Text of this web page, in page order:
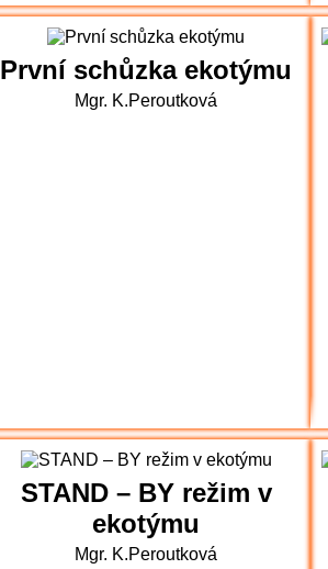
První schůzka ekotýmu
Mgr. K.Peroutková
STAND – BY režim v
ekotýmu
Mgr. K.Peroutková